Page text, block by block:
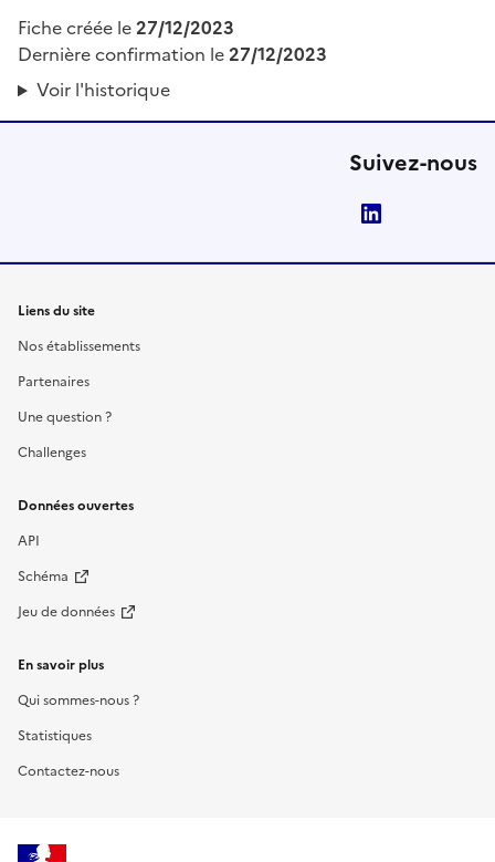
Fiche créée le27/12/2023
Dernière confirmation le27/12/2023
Voir l'historique
Suivez-nous
Liens du site
Nos établissements
Partenaires
Une question ?
Challenges
Données ouvertes
API
Schéma
Jeu de données
En savoir plus
Qui sommes-nous ?
Statistiques
Contactez-nous